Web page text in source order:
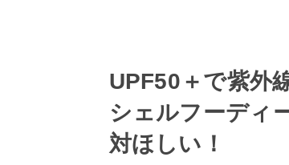
UPF50＋で紫外
シェルフーディ
対ほしい！